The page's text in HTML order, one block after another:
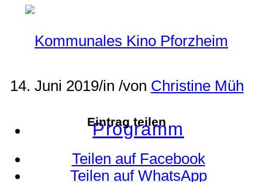
Programm
14. Juni 2019/in /von Christine Müh
Eintrag teilen
Teilen auf Facebook
Teilen auf WhatsApp